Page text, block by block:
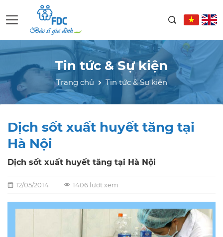
Tin tức & Sự kiện
Trang chủ Tin tức & Sự kiện
Dịch sốt xuất huyết tăng tại
Hà Nội
Dịch sốt xuất huyết tăng tại Hà Nội
12/05/2014 1406 lượt xem